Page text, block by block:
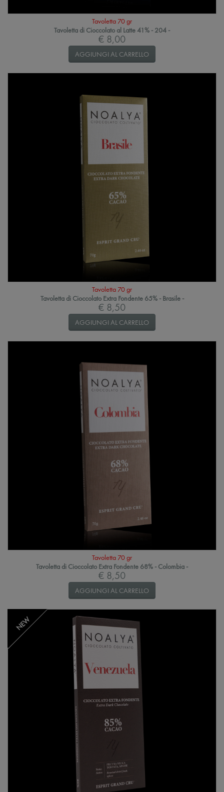
Tavoletta 70 gr
Tavoletta di Cioccolato al Latte 41% - 204 -
€ 8,00
AGGIUNGI AL CARRELLO
Tavoletta 70 gr
Tavoletta di Cioccolato Extra Fondente 65% - Brasile -
€ 8,50
AGGIUNGI AL CARRELLO
Tavoletta 70 gr
Tavoletta di Cioccolato Extra Fondente 68% - Colombia -
€ 8,50
AGGIUNGI AL CARRELLO
NEW